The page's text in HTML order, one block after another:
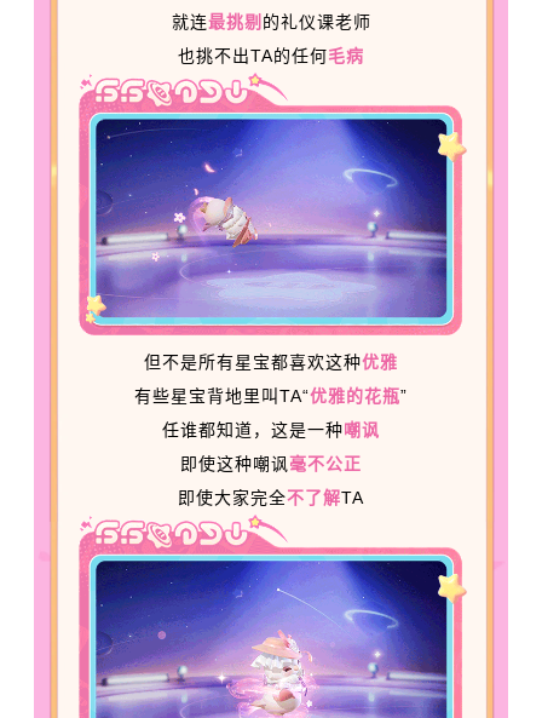
就连最挑剔 的礼仪课老师
也挑不出TA的任何毛病
但不是所有星宝都喜欢这种优雅
有些星宝背地里叫TA“优雅的花瓶”
任谁都知道，这是一种嘲讽
即使这种嘲讽毫不公正
即使大家完全不了解TA